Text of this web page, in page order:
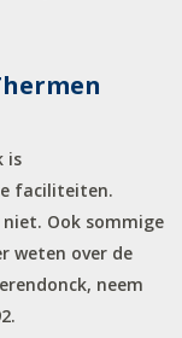
is
faciliteiten.
Ook sommige
weten over de
neem